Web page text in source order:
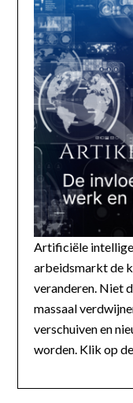
Artificiële
arbeidsmarkt de
veranderen. Niet
massaal
verschuiven en
worden. Klik op